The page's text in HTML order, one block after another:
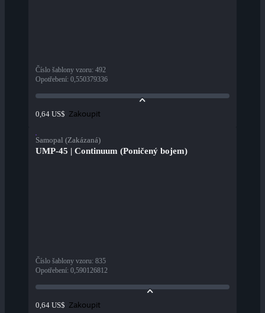
Číslo šablony vzoru: 492
Opotřebení: 0,550379336
0,64 US$ Zakoupit
Samopal (Zakázaná)
UMP-45 | Continuum (Poničený bojem)
Číslo šablony vzoru: 835
Opotřebení: 0,590126812
0,64 US$ Zakoupit